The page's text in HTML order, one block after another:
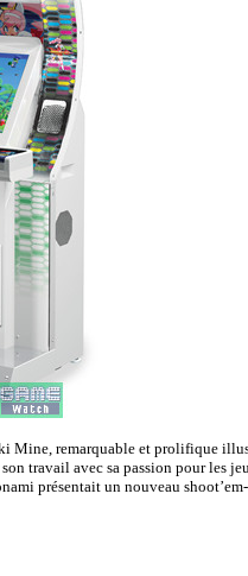
Mine, remarquable et prolifique
travail avec sa passion pour les
présentait un nouveau